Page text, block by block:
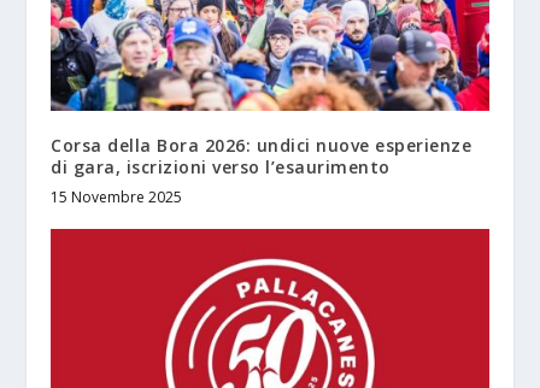
Corsa della Bora 2026: undici nuove esperienze
di gara, iscrizioni verso l’esaurimento
15 Novembre 2025